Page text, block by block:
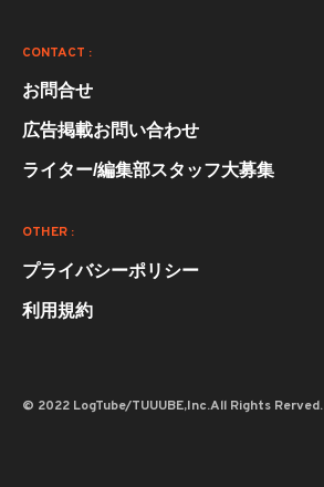
CONTACT :
お問合せ
広告掲載お問い合わせ
ライター/編集部スタッフ大募集
OTHER :
プライバシーポリシー
利用規約
© 2022 LogTube/TUUUBE,Inc.All Rights Rerved.